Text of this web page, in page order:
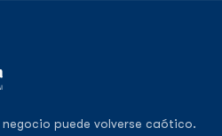
puede volverse caótico.